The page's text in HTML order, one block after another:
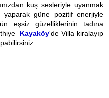
kuş sesleriyle uyanmak
yaparak güne pozitif enerjiyle
eşsiz güzelliklerinin tadına
Kayaköy'de Villa kiralayıp